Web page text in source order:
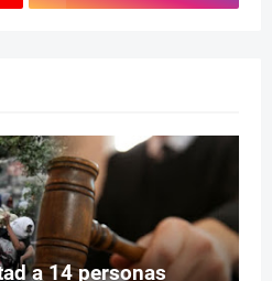
a 14 personas